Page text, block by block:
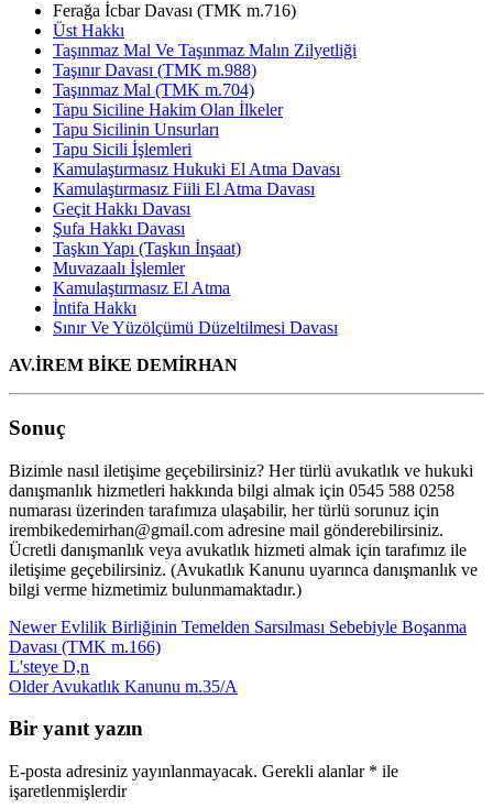
Ferağa İcbar Davası (TMK m.716)
Üst Hakkı
Taşınmaz Mal Ve Taşınmaz Malın Zilyetliği
Taşınır Davası (TMK m.988)
Taşınmaz Mal (TMK m.704)
Tapu Siciline Hakim Olan İlkeler
Tapu Sicilinin Unsurları
Tapu Sicili İşlemleri
Kamulaştırmasız Hukuki El Atma Davası
Kamulaştırmasız Fiili El Atma Davası
Geçit Hakkı Davası
Şufa Hakkı Davası
Taşkın Yapı (Taşkın İnşaat)
Muvazaalı İşlemler
Kamulaştırmasız El Atma
İntifa Hakkı
Sınır Ve Yüzölçümü Düzeltilmesi Davası
AV.İREM BİKE DEMİRHAN
Sonuç
Bizimle nasıl iletişime geçebilirsiniz? Her türlü avukatlık ve hukuki
danışmanlık hizmetleri hakkında bilgi almak için 0545 588 0258
numarası üzerinden tarafımıza ulaşabilir, her türlü sorunuz için
irembikedemirhan@gmail.com adresine mail gönderebilirsiniz.
Ücretli danışmanlık veya avukatlık hizmeti almak için tarafımız ile
iletişime geçebilirsiniz. (Avukatlık Kanunu uyarınca danışmanlık ve
bilgi verme hizmetimiz bulunmamaktadır.)
Newer Evlilik Birliğinin Temelden Sarsılması Sebebiyle Boşanma
Davası (TMK m.166)
L'steye D,n
Older Avukatlık Kanunu m.35/A
Bir yanıt yazın
E-posta adresiniz yayınlanmayacak. Gerekli alanlar * ile
işaretlenmişlerdir